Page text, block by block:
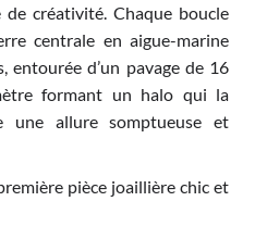
créativité. Chaque boucle
centrale en aigue-marine
entourée d’un pavage de 16
formant un halo qui la
une allure somptueuse et
pièce joaillière chic et